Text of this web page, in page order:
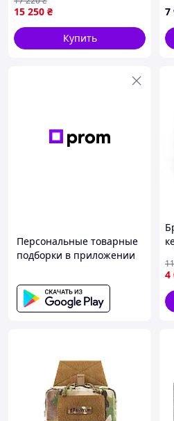
баллистическими
пакетами, Multicam, 1
класс
15 250 ₴
Купить
7
Персональные товарные
подборки в приложении
4